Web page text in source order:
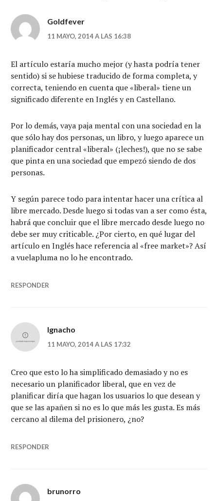
Goldfever
11 MAYO, 2014 A LAS 16:38
El artículo estaría mucho mejor (y hasta podría tener
sentido) si se hubiese traducido de forma completa, y
correcta, teniendo en cuenta que «liberal» tiene un
significado diferente en Inglés y en Castellano.
Por lo demás, vaya paja mental con una sociedad en la
que sólo hay dos personas, un libro, y luego aparece un
planificador central «liberal» (¡leches!), que no se sabe
que pinta en una sociedad que empezó siendo de dos
personas.
Y según parece todo para intentar hacer una crítica al
libre mercado. Desde luego si todas van a ser como ésta,
habrá que concluir que el libre mercado desde luego no
debe ser muy criticable. ¿Por cierto, en qué lugar del
artículo en Inglés hace referencia al «free market»? Así
a vuelapluma no lo he encontrado.
RESPONDER
Ignacho
11 MAYO, 2014 A LAS 17:32
Creo que esto lo ha simplificado demasiado y no es
necesario un planificador liberal, que en vez de
planificar diría que hagan los usuarios lo que desean y
que se las apañen si no es lo que más les gusta. Es más
cercano al dilema del prisionero, ¿no?
RESPONDER
brunorro